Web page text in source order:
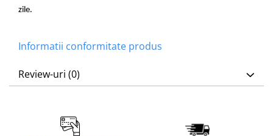
zile.
Informatii conformitate produs
Review-uri (0)